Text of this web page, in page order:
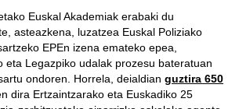
Euskal Akademiak erabaki du
asteazkena, luzatzea Euskal Poliziako
EPEn izena emateko epea,
eta Legazpiko udalak prozesu bateratuan
ondoren. Horrela, deialdian guztira 650
dira Ertzaintzarako eta Euskadiko 25